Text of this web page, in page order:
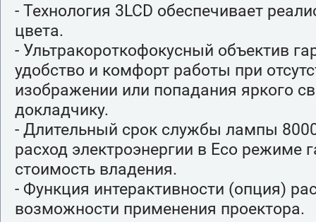
- Технология 3LCD обеспечивает
цвета.
- Ультракороткофокусный объектив
удобство и комфорт работы при
изображении или попадания яркого
докладчику.
- Длительный срок службы лампы
расход электроэнергии в Eco режиме
стоимость владения.
- Функция интерактивности (опция)
возможности применения проектора.